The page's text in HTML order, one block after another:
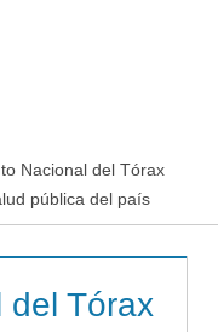
Nacional del Tórax
pública del país
del Tórax